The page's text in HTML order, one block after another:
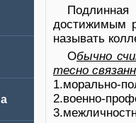
достижимым
называть
Обычно
тесно
1.морально-
2.военно-